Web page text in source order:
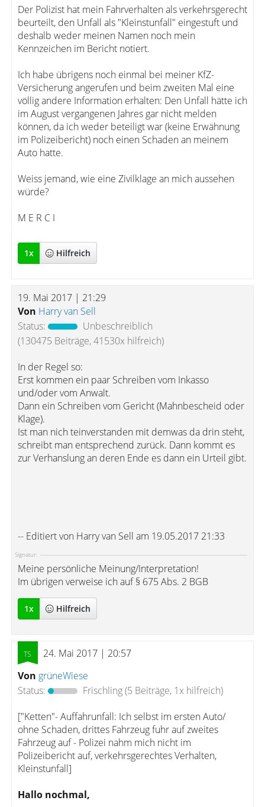
Der Polizist hat mein Fahrverhalten als verkehrsgerecht
beurteilt, den Unfall als "Kleinstunfall" eingestuft und
deshalb weder meinen Namen noch mein
Kennzeichen im Bericht notiert.
Ich habe übrigens noch einmal bei meiner KfZ-
Versicherung angerufen und beim zweiten Mal eine
völlig andere Information erhalten: Den Unfall hätte ich
im August vergangenen Jahres gar nicht melden
können, da ich weder beteiligt war (keine Erwähnung
im Polizeibericht) noch einen Schaden an meinem
Auto hatte.
Weiss jemand, wie eine Zivilklage an mich aussehen
würde?
M E R C I
1x Hilfreich
19. Mai 2017 | 21:29
Von Harry van Sell
Status:
Unbeschreiblich
(130475 Beiträge, 41530x hilfreich)
In der Regel so:
Erst kommen ein paar Schreiben vom Inkasso
und/oder vom Anwalt.
Dann ein Schreiben vom Gericht (Mahnbescheid oder
Klage).
Ist man nich teinverstanden mit demwas da drin steht,
schreibt man entsprechend zurück. Dann kommt es
zur Verhanslung an deren Ende es dann ein Urteil gibt.
-- Editiert von Harry van Sell am 19.05.2017 21:33
Signatur:
Meine persönliche Meinung/Interpretation!
Im übrigen verweise ich auf § 675 Abs. 2 BGB
1x Hilfreich
24. Mai 2017 | 20:57
Von grüneWiese
Status:
Frischling(5 Beiträge, 1x hilfreich)
["Ketten"- Auffahrunfall: Ich selbst im ersten Auto/
ohne Schaden, drittes Fahrzeug fuhr auf zweites
Fahrzeug auf - Polizei nahm mich nicht im
Polizeibericht auf, verkehrsgerechtes Verhalten,
Kleinstunfall]
Hallo nochmal,